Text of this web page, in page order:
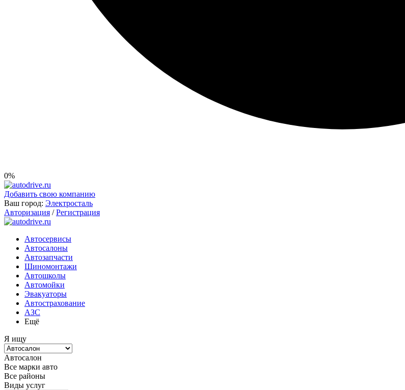
0%
Добавить свою компанию
Ваш город: Электросталь
Авторизация / Регистрация
Автосервисы
Автосалоны
Автозапчасти
Шиномонтажи
Автошколы
Автомойки
Эвакуаторы
Автострахование
АЗС
Ещё
Я ищу
Автосалон
Все марки авто
Все районы
Виды услуг